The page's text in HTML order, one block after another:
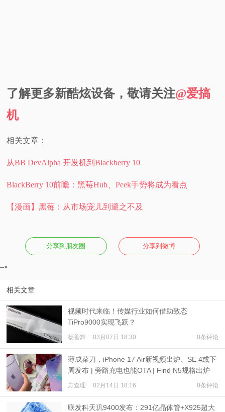
了解更多新酷炫设备，敬请关注@爱搞
机
相关文章：
从BB DevAlpha 开发机到Blackberry 10
BlackBerry 10前瞻：黑莓Hub、Peek手势将成为看点
【漫画】黑莓：从市场宠儿到避之不及
分享到朋友圈 分享到微博
-->
相关文章
视频时代来临！传媒行业如何借助致态
TiPro9000实现飞跃？
杨善舞 03月07日 18:30 0条评论
薄成菜刀，iPhone 17 Air新视频出炉、SE 4或下
周发布 | 旁路充电也能OTA | Find N5规格出炉
方查理 02月14日 18:16 0条评论
联发科天玑9400发布：291亿晶体管+X925超大